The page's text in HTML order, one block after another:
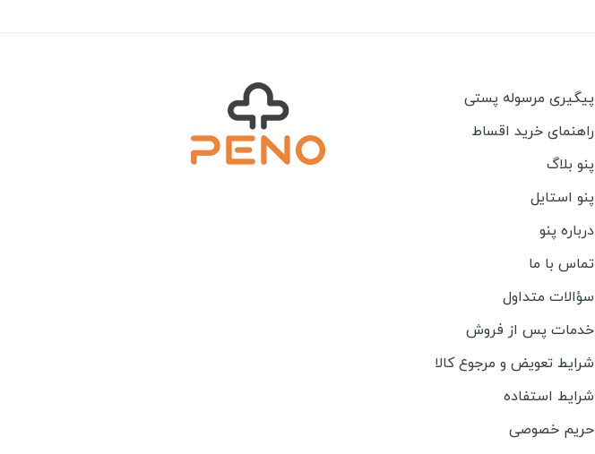
پیگیری مرسوله پستی
راهنمای خرید اقساط
پنو بلاگ
پنو استایل
درباره پنو
تماس با ما
سؤالات متداول
خدمات پس از فروش
شرایط تعویض و مرجوع کالا
شرایط استفاده
حریم خصوصی